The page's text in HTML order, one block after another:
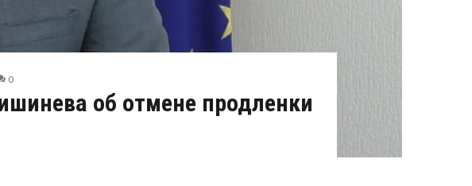
0
об отмене продленки